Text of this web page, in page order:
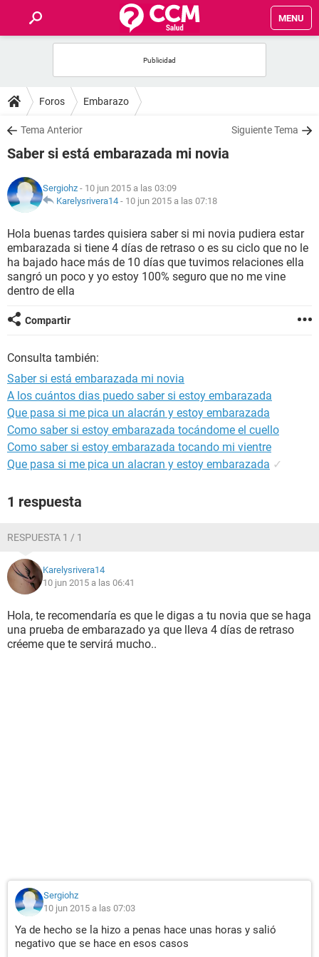
MENU
FOROS
SALUD
NUTRICIÓN
BIENESTAR
SEXUALIDAD
GLOSARIO
Foros Embarazo
Tema Anterior Siguiente Tema
Saber si está embarazada mi novia
Sergiohz - 10 jun 2015 a las 03:09
Karelysrivera14 - 10 jun 2015 a las 07:18
Hola buenas tardes quisiera saber si mi novia pudiera estar
embarazada si tiene 4 días de retraso o es su ciclo que no le
ha bajado hace más de 10 días que tuvimos relaciones ella
sangró un poco y yo estoy 100% seguro que no me vine
dentro de ella
Compartir
Consulta también:
Saber si está embarazada mi novia
A los cuántos dias puedo saber si estoy embarazada
Que pasa si me pica un alacrán y estoy embarazada
Como saber si estoy embarazada tocándome el cuello
Como saber si estoy embarazada tocando mi vientre
Que pasa si me pica un alacran y estoy embarazada ✓
1 respuesta
RESPUESTA 1 / 1
Karelysrivera14
10 jun 2015 a las 06:41
Hola, te recomendaría es que le digas a tu novia que se haga
una prueba de embarazado ya que lleva 4 días de retraso
créeme que te servirá mucho..
Sergiohz
10 jun 2015 a las 07:03
Ya de hecho se la hizo a penas hace unas horas y salió
negativo que se hace en esos casos